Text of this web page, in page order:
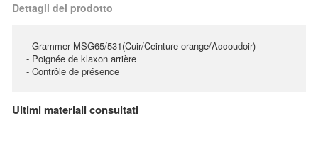
Dettagli del prodotto
- Grammer MSG65/531(Cuir/Ceinture orange/Accoudoir)
- Poignée de klaxon arrière
- Contrôle de présence
Ultimi materiali consultati